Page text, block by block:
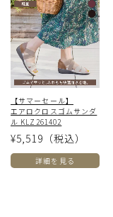
【サマーセール】
エアロクロスゴムサンダ
ル KLZ261402
¥5,519 （税込）
詳細を見る